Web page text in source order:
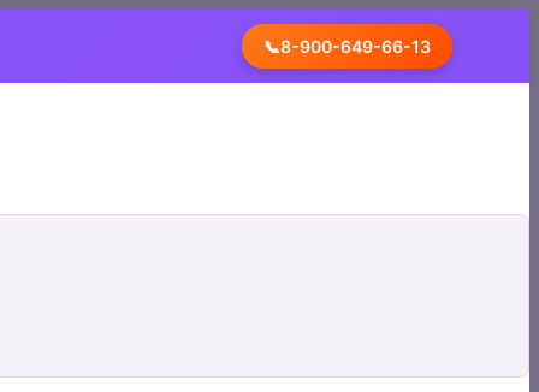
📞8-900-649-66-13